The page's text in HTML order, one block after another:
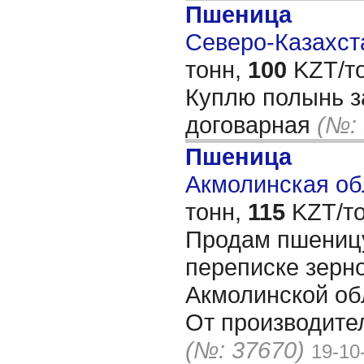
Пшеница
Северо-
тонн, 100 KZT/
Куплю полынь
договарная (№:
Пшеница
Акмолинская
тонн, 115 KZT/
Продам
переписке
Акмолинской
От
(№: 37670) 19-